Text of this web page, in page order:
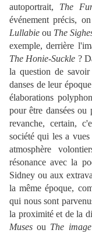
autoportrait, The
événement précis,
Lullabie ou The
exemple, derrière
The Honie-Suckle ?
la question de
danses de leur
élaborations
pour être dansées ou
revanche, certain,
société qui les a
atmosphère
résonance avec la
Sidney ou aux
la même époque,
qui nous sont
la proximité et de la
Muses ou The